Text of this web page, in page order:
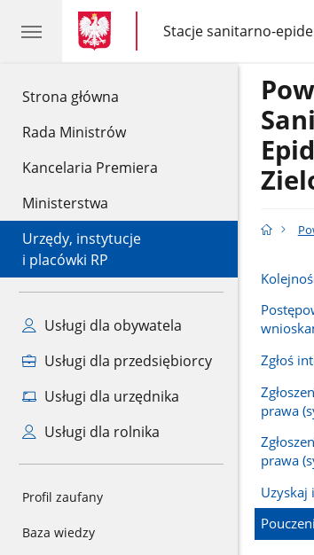
Strona główna
Rada Ministrów
Kancelaria Premiera
Ministerstwa
Urzędy, instytucje
i placówki RP
Usługi dla obywatela
Usługi dla przedsiębiorcy
Usługi dla urzędnika
Usługi dla rolnika
Profil zaufany
Baza wiedzy
gov.pl
gov.pl
Stacje sanitarno-
gov.pl
Stacje
sanitarno-
epidemiologiczne
Zgłoś
prawa
prawa
Uzyskaj